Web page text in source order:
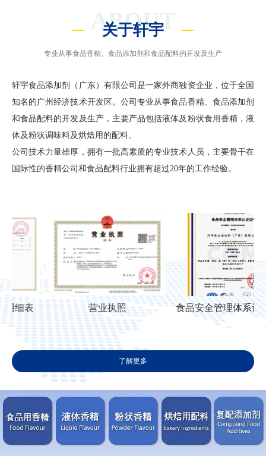
ABOUT
关于轩宇
专业从事食品香精、食品添加剂和食品配料的开发及生产
轩宇食品添加剂（广东）有限公司是一家外商独资企业，位于全国
知名的广州经济技术开发区。公司专业从事食品香精、食品添加剂
和食品配料的开发及生产，主要产品包括液体及粉状食用香精，液
体及粉状调味料及烘焙用的配料。
公司技术力量雄厚，拥有一批高素质的专业技术人员，主要骨干在
国际性的香精公司和食品配料行业拥有超过20年的工作经验。
营业执照 食品安全管理体系认证证书
了解更多